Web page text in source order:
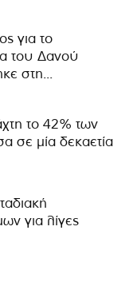
για το
του Δανού
στη...
το 42% των
σε μία δεκαετία
για λίγες